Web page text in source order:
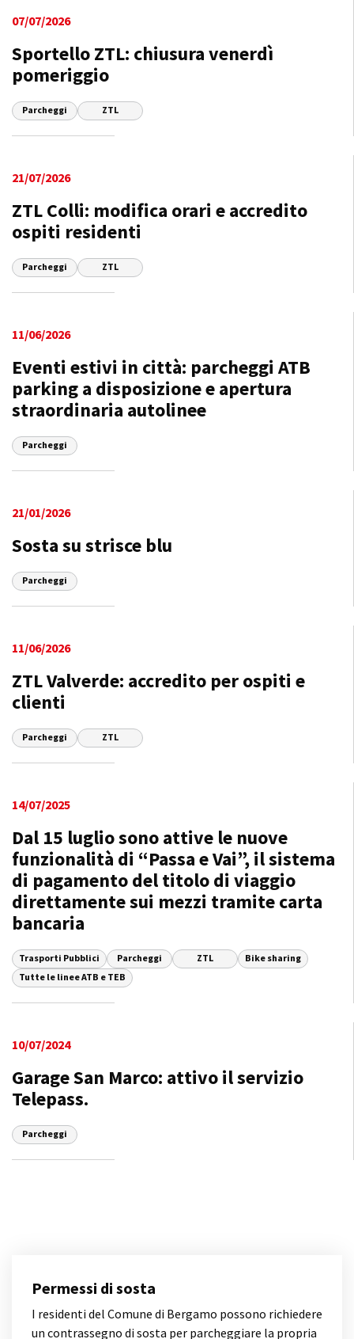
07/07/2026
Sportello ZTL: chiusura venerdì
pomeriggio
Parcheggi ZTL
21/07/2026
ZTL Colli: modifica orari e accredito
ospiti residenti
Parcheggi ZTL
11/06/2026
Eventi estivi in città: parcheggi ATB
parking a disposizione e apertura
straordinaria autolinee
Parcheggi
21/01/2026
Sosta su strisce blu
Parcheggi
11/06/2026
ZTL Valverde: accredito per ospiti e
clienti
Parcheggi ZTL
14/07/2025
Dal 15 luglio sono attive le nuove
funzionalità di “Passa e Vai”, il sistema
di pagamento del titolo di viaggio
direttamente sui mezzi tramite carta
bancaria
Trasporti Pubblici Parcheggi ZTL
Bike sharing
Tutte le linee ATB e TEB
10/07/2024
Garage San Marco: attivo il servizio
Telepass.
Parcheggi
Permessi di sosta
I residenti del Comune di Bergamo possono richiedere
un contrassegno di sosta per parcheggiare la propria